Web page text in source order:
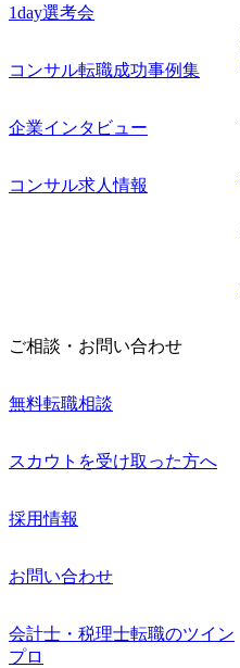
1day選考会
コンサル転職成功事例集
企業インタビュー
コンサル求人情報
ご相談・お問い合わせ
無料転職相談
スカウトを受け取った方へ
採用情報
お問い合わせ
会計士・税理士転職のツイン
プロ